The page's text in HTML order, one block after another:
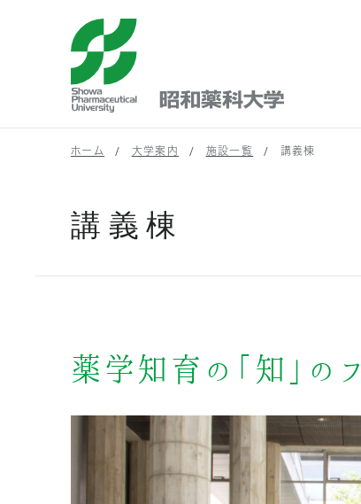
ホーム 大学案内 施設一覧 講義棟
講義棟
薬学知育の「知」の